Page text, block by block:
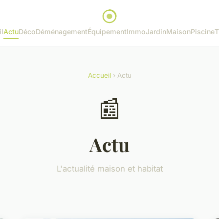
ActuDécoDéménagementÉquipementImmoJardinMaisonPiscine
Accueil› Actu
📰
Actu
L'actualité maison et habitat